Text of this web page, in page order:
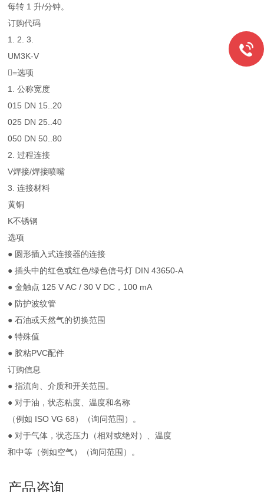
每转 1 升/分钟。
订购代码
1. 2. 3.
UM3K-V
=选项
1. 公称宽度
015 DN 15..20
025 DN 25..40
050 DN 50..80
2. 过程连接
V焊接/焊接喷嘴
3. 连接材料
黄铜
K不锈钢
选项
● 圆形插入式连接器的连接
● 插头中的红色或红色/绿色信号灯 DIN 43650-A
● 金触点 125 V AC / 30 V DC，100 mA
● 防护波纹管
● 石油或天然气的切换范围
● 特殊值
● 胶粘PVC配件
订购信息
● 指流向、介质和开关范围。
● 对于油，状态粘度、温度和名称
（例如 ISO VG 68）（询问范围）。
● 对于气体，状态压力（相对或绝对）、温度
和中等（例如空气）（询问范围）。
产品咨询